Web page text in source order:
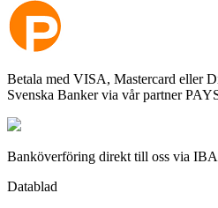
Betala med VISA, Mastercard eller
Svenska Banker via vår partner
Banköverföring direkt till oss via
Datablad